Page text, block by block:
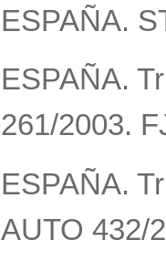
ESPAÑA.
ESPAÑA.
261/2003.
ESPAÑA.
AUTO 432/